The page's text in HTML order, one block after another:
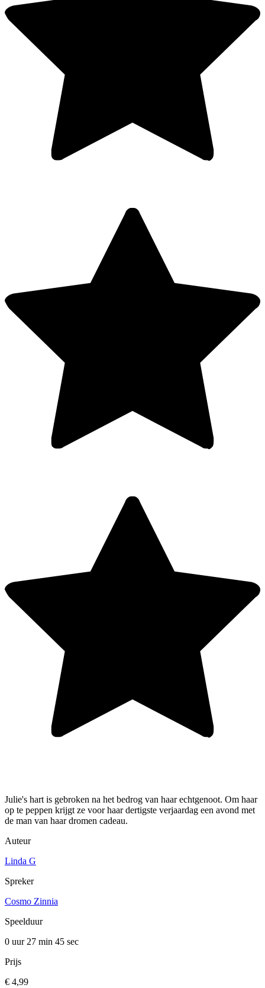
Julie's hart is gebroken na het bedrog van haar echtgenoot. Om haar
op te peppen krijgt ze voor haar dertigste verjaardag een avond met
de man van haar dromen cadeau.
Auteur
Linda G
Spreker
Cosmo Zinnia
Speelduur
0 uur 27 min 45 sec
Prijs
€ 4,99